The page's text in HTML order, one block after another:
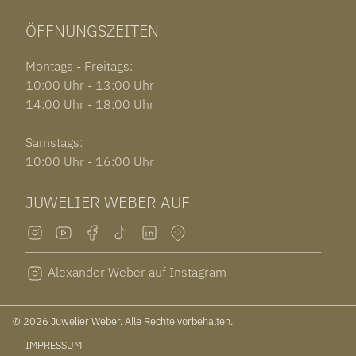
ÖFFNUNGSZEITEN
Montags - Freitags:
10:00 Uhr - 13:00 Uhr
14:00 Uhr - 18:00 Uhr
Samstags:
10:00 Uhr - 16:00 Uhr
JUWELIER WEBER AUF
Alexander Weber auf Instagram
© 2026 Juwelier Weber. Alle Rechte vorbehalten.
IMPRESSUM